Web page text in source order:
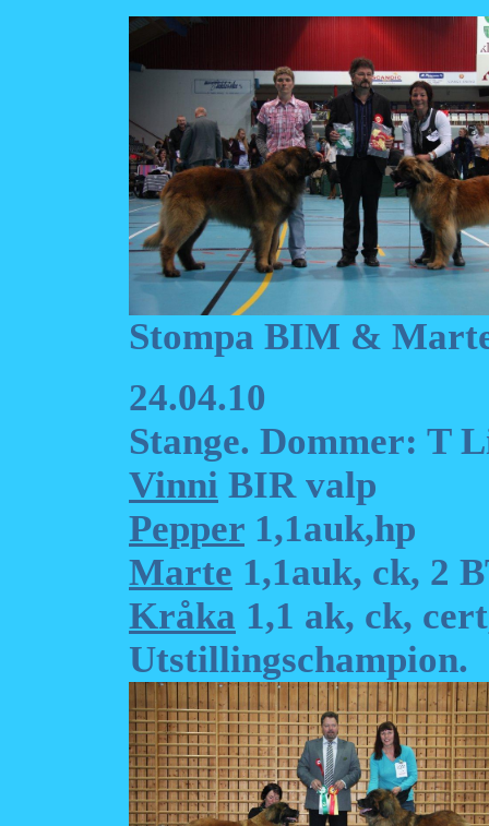
Stompa BIM &
24.04.10
Stange. Dommer: T
Vinni BIR valp
Pepper 1,1auk,hp
Marte 1,1auk, ck, 2
Kråka 1,1 ak, ck,
Utstillingschampion.